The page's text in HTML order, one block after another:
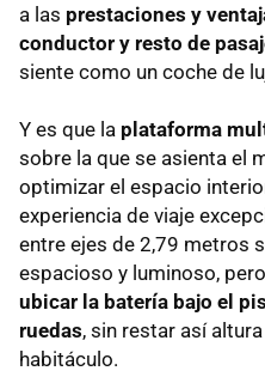
a las prestaciones y
conductor y resto de
siente como un coche de
Y es que la plataforma
sobre la que se asienta el
optimizar el espacio
experiencia de viaje
entre ejes de 2,79 metros
espacioso y luminoso,
ubicar la batería bajo el
ruedas, sin restar así
habitáculo.